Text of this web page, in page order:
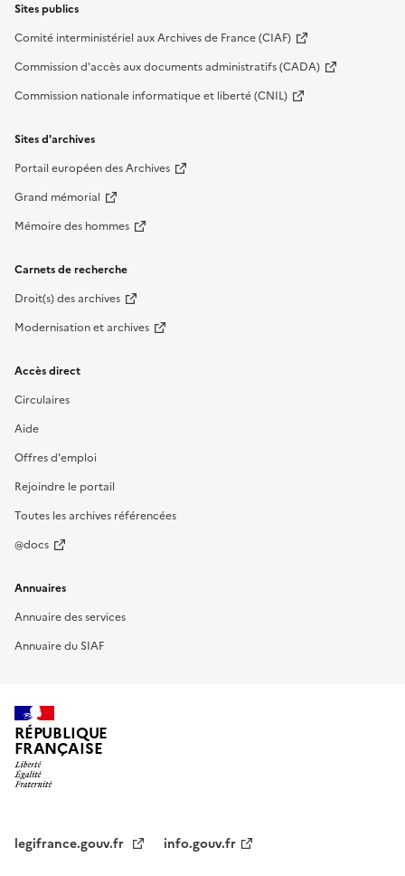
Sites publics
Comité interministériel aux Archives de France (CIAF)
Commission d'accès aux documents administratifs (CADA)
Commission nationale informatique et liberté (CNIL)
Sites d'archives
Portail européen des Archives
Grand mémorial
Mémoire des hommes
Carnets de recherche
Droit(s) des archives
Modernisation et archives
Accès direct
Circulaires
Aide
Offres d'emploi
Rejoindre le portail
Toutes les archives référencées
@docs
Annuaires
Annuaire des services
Annuaire du SIAF
RÉPUBLIQUE
FRANÇAISE
legifrance.gouv.fr
info.gouv.fr